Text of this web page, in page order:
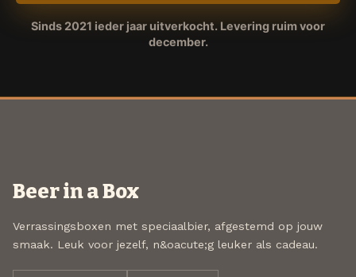
Sinds 2021 ieder jaar uitverkocht. Levering ruim voor
december.
Beer in a Box
Verrassingsboxen met speciaalbier, afgestemd op jouw
smaak. Leuk voor jezelf, n&oacute;g leuker als cadeau.